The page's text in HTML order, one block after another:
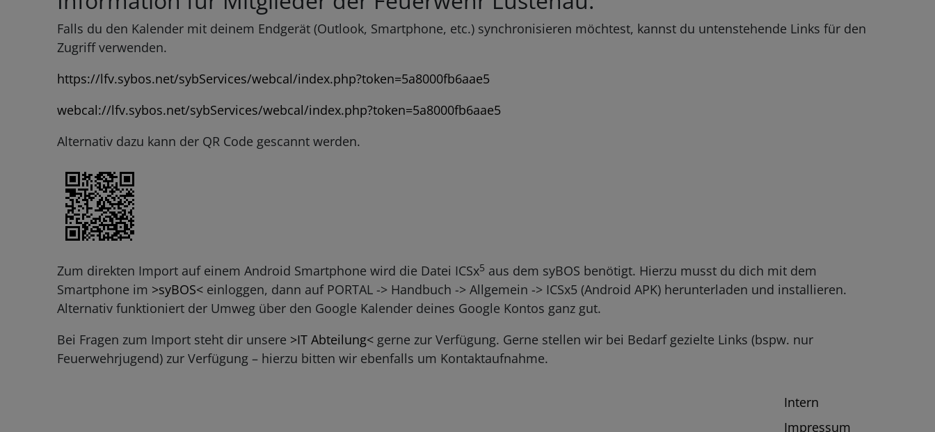
Falls du den Kalender mit deinem Endgerät (Outlook, Smartphone, etc.) synchronisieren möchtest, kannst du untenstehende Links für den
Zugriff verwenden.
https://lfv.sybos.net/sybServices/webcal/index.php?token=5a8000fb6aae5
webcal://lfv.sybos.net/sybServices/webcal/index.php?token=5a8000fb6aae5
Alternativ dazu kann der QR Code gescannt werden.
Zum direkten Import auf einem Android Smartphone wird die Datei ICSx5 aus dem syBOS benötigt. Hierzu musst du dich mit dem
Smartphone im >syBOS< einloggen, dann auf PORTAL -> Handbuch -> Allgemein -> ICSx5 (Android APK) herunterladen und installieren.
Alternativ funktioniert der Umweg über den Google Kalender deines Google Kontos ganz gut.
Bei Fragen zum Import steht dir unsere >IT Abteilung< gerne zur Verfügung. Gerne stellen wir bei Bedarf gezielte Links (bspw. nur
Feuerwehrjugend) zur Verfügung – hierzu bitten wir ebenfalls um Kontaktaufnahme.
Intern
Impressum